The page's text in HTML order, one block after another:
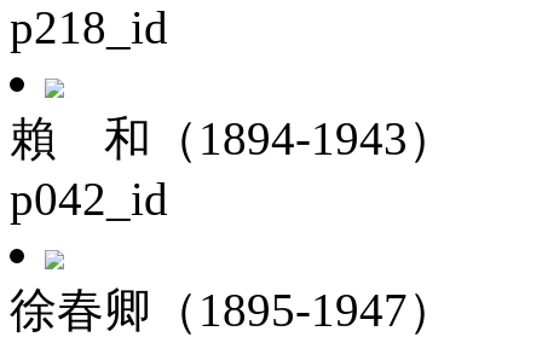
p218_id
賴 和（1894-1943）
p042_id
徐春卿（1895-1947）